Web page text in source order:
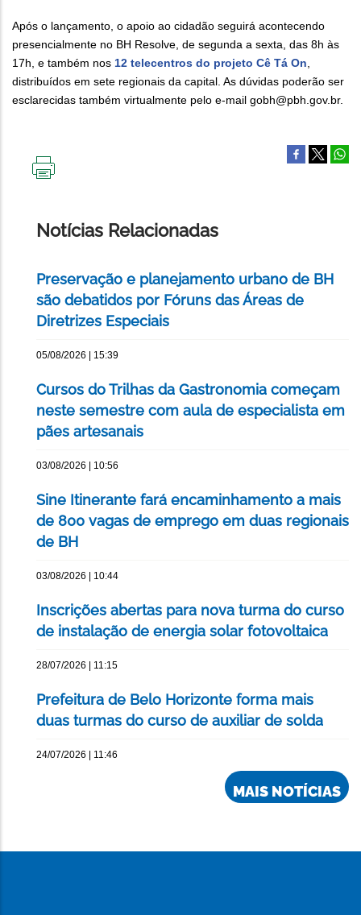
Após o lançamento, o apoio ao cidadão seguirá acontecendo
presencialmente no BH Resolve, de segunda a sexta, das 8h às
17h, e também nos 12 telecentros do projeto Cê Tá On,
distribuídos em sete regionais da capital. As dúvidas poderão ser
esclarecidas também virtualmente pelo e-mail gobh@pbh.gov.br.
Notícias Relacionadas
Preservação e planejamento urbano de BH
são debatidos por Fóruns das Áreas de
Diretrizes Especiais
05/08/2026 | 15:39
Cursos do Trilhas da Gastronomia começam
neste semestre com aula de especialista em
pães artesanais
03/08/2026 | 10:56
Sine Itinerante fará encaminhamento a mais
de 800 vagas de emprego em duas regionais
de BH
03/08/2026 | 10:44
Inscrições abertas para nova turma do curso
de instalação de energia solar fotovoltaica
28/07/2026 | 11:15
Prefeitura de Belo Horizonte forma mais
duas turmas do curso de auxiliar de solda
24/07/2026 | 11:46
MAIS NOTÍCIAS